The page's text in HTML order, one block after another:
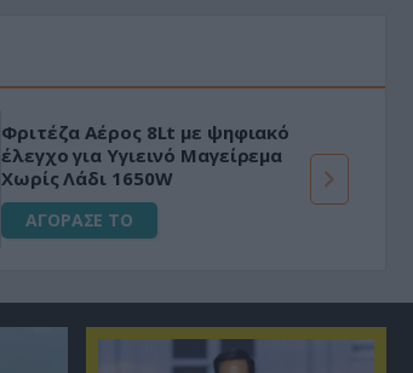
«Μαγική» φόρμουλα τριβόλι + VIP
για αύξηση της λίμπιντο
ΑΓΟΡΑΣΕ ΤΟ